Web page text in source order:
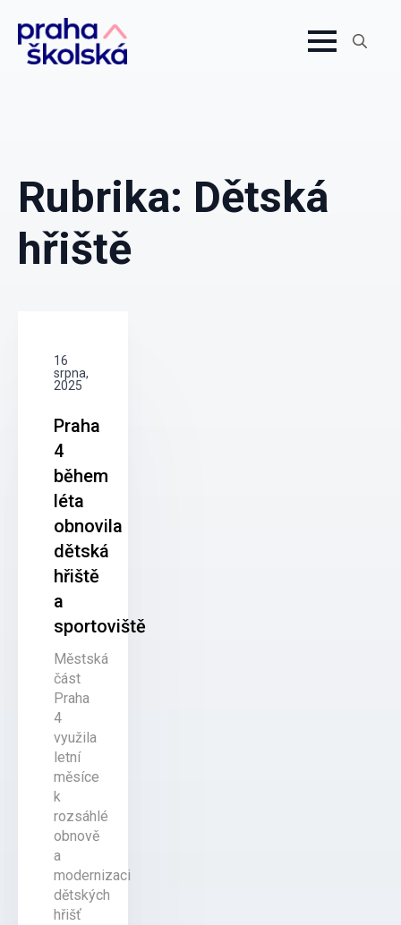
Rubrika: Dětská
hřiště
16
srpna,
2025
Praha
4
během
léta
obnovila
dětská
hřiště
a
sportoviště
Městská
část
Praha
4
využila
letní
měsíce
k
rozsáhlé
obnově
a
modernizaci
dětských
hřišť